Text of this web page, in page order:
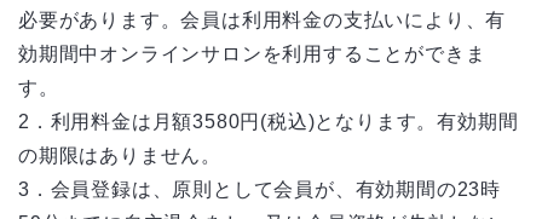
必要があります。会員は利用料金の支払いにより、有
効期間中オンラインサロンを利用することができま
す。
2．利用料金は月額3580円(税込)となります。有効期間
の期限はありません。
3．会員登録は、原則として会員が、有効期間の23時